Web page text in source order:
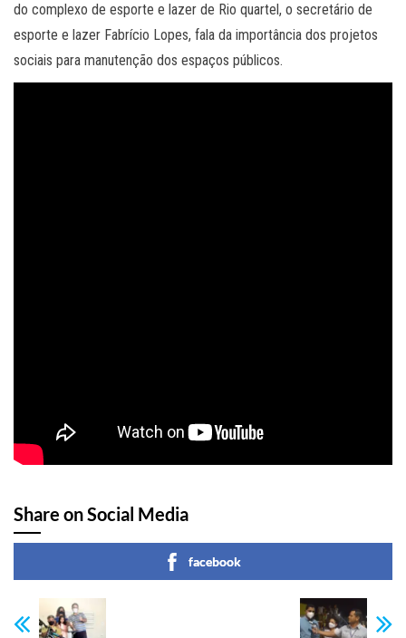
do complexo de esporte e lazer de Rio quartel, o secretário de
esporte e lazer Fabrício Lopes, fala da importância dos projetos
sociais para manutenção dos espaços públicos.
Share on Social Media
facebook